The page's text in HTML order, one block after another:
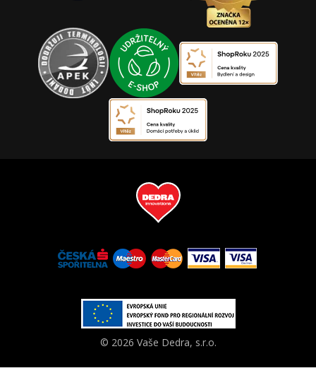
© 2026 Vaše Dedra, s.r.o.